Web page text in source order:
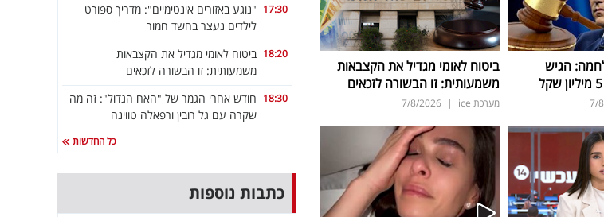
הגיש
7/
ביטוח לאומי מגדיל את הקצבאות
משמעותית: זו הבשורה לזכאים
מערכת ice |
7/8/2026
17:30 "נוגע באזורים אינטימיים": מדריך ספורט
לילדים נעצר בחשד חמור
18:20 ביטוח לאומי מגדיל את הקצבאות
משמעותית: זו הבשורה לזכאים
18:30 חודש אחרי הגמר של "האח הגדול": זה מה
שקרה עם גל רובין ורפאלה טווינה
כל החדשות
כתבות נוספות